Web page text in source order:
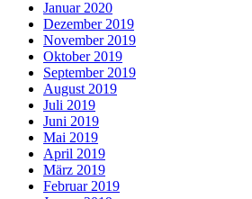
Januar 2020
Dezember 2019
November 2019
Oktober 2019
September 2019
August 2019
Juli 2019
Juni 2019
Mai 2019
April 2019
März 2019
Februar 2019